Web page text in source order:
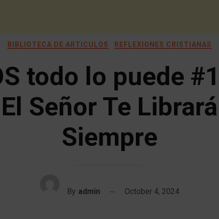
BIBLIOTECA DE ARTICULOS REFLEXIONES CRISTIANAS
todo lo puede
El Señor Te Librará
Siempre
By admin October 4, 2024